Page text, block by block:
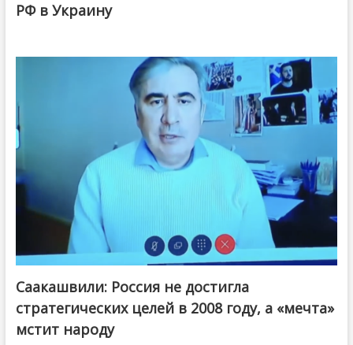
РФ в Украину
Саакашвили: Россия не достигла
стратегических целей в 2008 году, а «мечта»
мстит народу